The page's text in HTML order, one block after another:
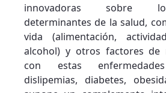
innovadoras sobre
determinantes de la salud,
vida (alimentación,
alcohol) y otros factores de
con estas
dislipemias, diabetes,